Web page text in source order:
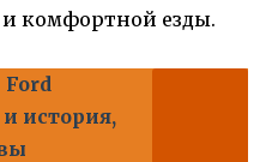
комфортной езды.
Ford
история,